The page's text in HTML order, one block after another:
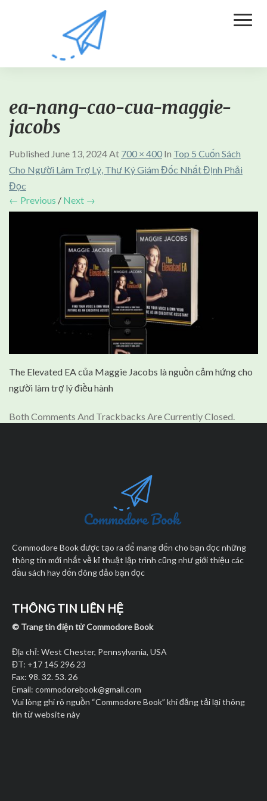
ea-nang-cao-cua-maggie-
jacobs
Published June 13, 2024At 700 × 400 In Top 5 Cuốn Sách
Cho Người Làm Trợ Lý, Thư Ký Giám Đốc Nhất Định Phải
Đọc
← Previous / Next →
The Elevated EA của Maggie Jacobs là nguồn cảm hứng cho
người làm trợ lý điều hành
Both Comments And Trackbacks Are Currently Closed.
Commodore Book được tạo ra để mang đến cho bạn đọc những
thông tin mới nhất về kĩ thuật lập trình cũng như giới thiệu các
đầu sách hay đến đông đảo bạn đọc
THÔNG TIN LIÊN HỆ
© Trang tin điện tử Commodore Book
Địa chỉ: West Chester, Pennsylvania, USA
ĐT: +17 145 296 23
Fax: 98. 32. 53. 26
Email: commodorebook@gmail.com
Vui lòng ghi rõ nguồn “Commodore Book” khi đăng tải lại thông
tin từ website này